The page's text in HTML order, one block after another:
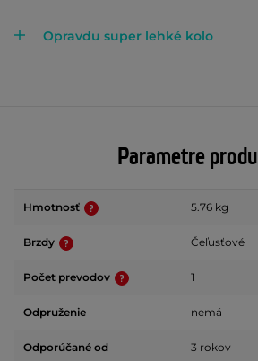
Opravdu super lehké kolo
Parametre
Hmotnosť 5.76 kg
Brzdy Čeľusťové
Počet prevodov 1
Odpruženie nemá
Odporúčané od 3 rokov